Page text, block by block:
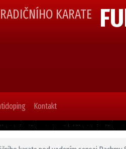
KARATE
Kontakt